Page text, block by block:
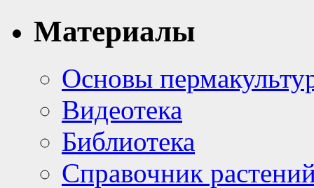
Материалы
Основы
Видеотека
Библиотека
Справочник